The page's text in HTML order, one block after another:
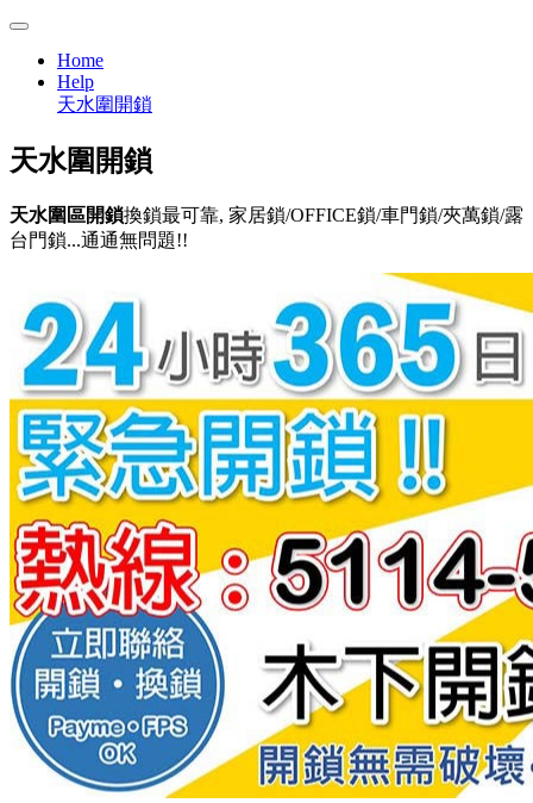
Home
Help
天水圍開鎖
天水圍 開鎖
天水圍區開鎖換鎖最可靠, 家居鎖/OFFICE鎖/車門鎖/夾萬鎖/露
台門鎖...通通無問題!!